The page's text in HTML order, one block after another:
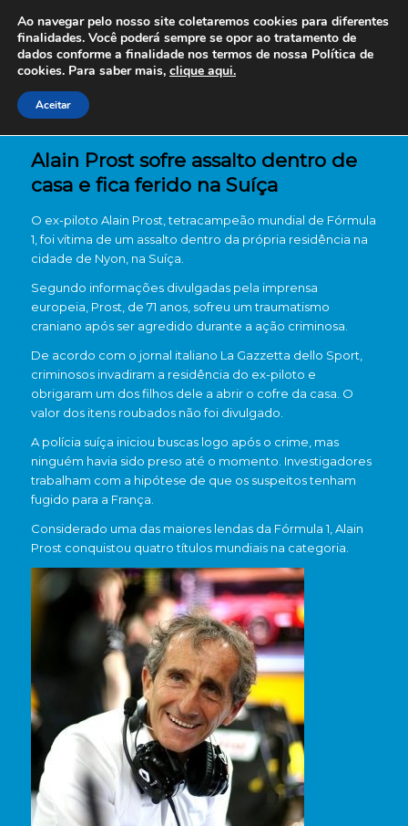
Alain Prost sofre assalto dentro de
casa e fica ferido na Suíça
O ex-piloto Alain Prost, tetracampeão mundial de Fórmula
1, foi vítima de um assalto dentro da própria residência na
cidade de Nyon, na Suíça.
Segundo informações divulgadas pela imprensa
europeia, Prost, de 71 anos, sofreu um traumatismo
craniano após ser agredido durante a ação criminosa.
De acordo com o jornal italiano La Gazzetta dello Sport,
criminosos invadiram a residência do ex-piloto e
obrigaram um dos filhos dele a abrir o cofre da casa. O
valor dos itens roubados não foi divulgado.
A polícia suíça iniciou buscas logo após o crime, mas
ninguém havia sido preso até o momento. Investigadores
trabalham com a hipótese de que os suspeitos tenham
fugido para a França.
Considerado uma das maiores lendas da Fórmula 1, Alain
Prost conquistou quatro títulos mundiais na categoria.
Ao navegar pelo nosso site coletaremos cookies para diferentes
finalidades. Você poderá sempre se opor ao tratamento de
dados conforme a finalidade nos termos de nossa Política de
cookies. Para saber mais, clique aqui.
Aceitar